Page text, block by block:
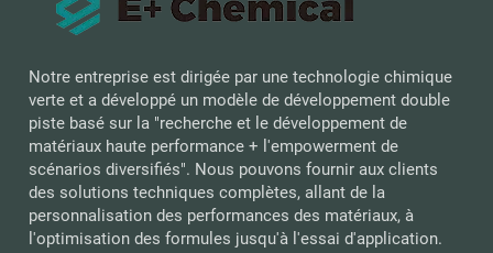
Notre entreprise est dirigée par une technologie chimique
verte et a développé un modèle de développement double
piste basé sur la "recherche et le développement de
matériaux haute performance + l'empowerment de
scénarios diversifiés". Nous pouvons fournir aux clients
des solutions techniques complètes, allant de la
personnalisation des performances des matériaux, à
l'optimisation des formules jusqu'à l'essai d'application.